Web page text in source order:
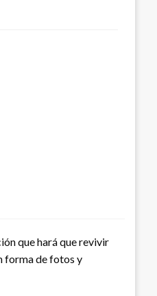
que hará que revivir
forma de fotos y